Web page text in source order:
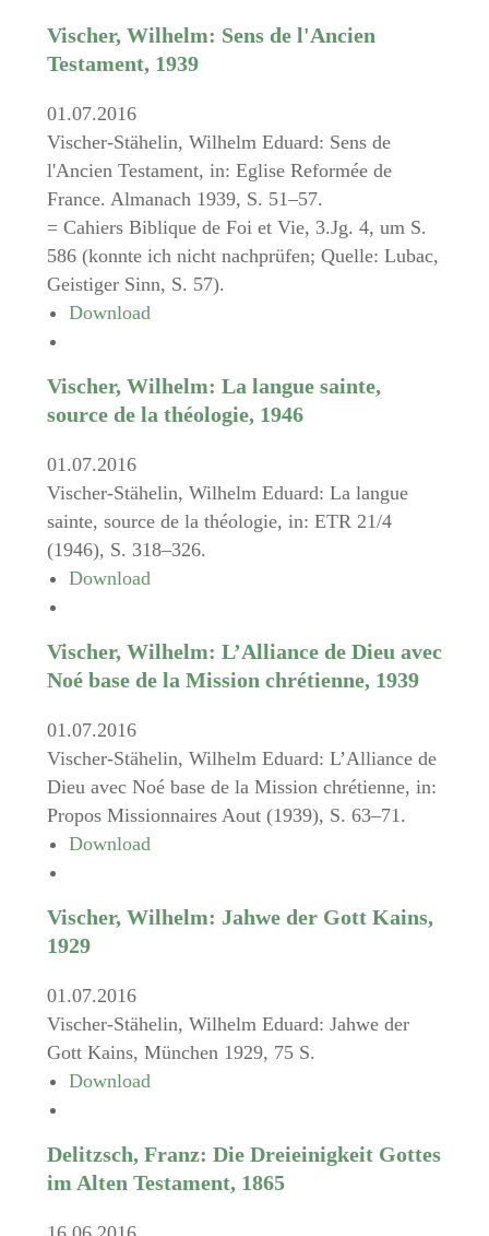
Vischer, Wilhelm: Sens de l'Ancien
Testament, 1939
01.07.2016
Vischer-Stähelin, Wilhelm Eduard: Sens de
l'Ancien Testament, in: Eglise Reformée de
France. Almanach 1939, S. 51–57.
= Cahiers Biblique de Foi et Vie, 3.Jg. 4, um S.
586 (konnte ich nicht nachprüfen; Quelle: Lubac,
Geistiger Sinn, S. 57).
Download
Vischer, Wilhelm: La langue sainte,
source de la théologie, 1946
01.07.2016
Vischer-Stähelin, Wilhelm Eduard: La langue
sainte, source de la théologie, in: ETR 21/4
(1946), S. 318–326.
Download
Vischer, Wilhelm: L’Alliance de Dieu avec
Noé base de la Mission chrétienne, 1939
01.07.2016
Vischer-Stähelin, Wilhelm Eduard: L’Alliance de
Dieu avec Noé base de la Mission chrétienne, in:
Propos Missionnaires Aout (1939), S. 63–71.
Download
Vischer, Wilhelm: Jahwe der Gott Kains,
1929
01.07.2016
Vischer-Stähelin, Wilhelm Eduard: Jahwe der
Gott Kains, München 1929, 75 S.
Download
Delitzsch, Franz: Die Dreieinigkeit Gottes
im Alten Testament, 1865